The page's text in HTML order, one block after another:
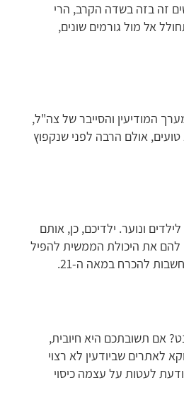
זה בזה בשדה הקרב, הרי
אל מול גורמים שונים,
המודיעין והסייבר של צה"ל,
אולם הרבה לפני שנקפוץ
ונוער. ילדיכם, כן, אותם
להם את היכולת הממשית להפיל
להכרח במאה ה-21.
אם תשובתכם היא חיובית,
לאתרים שביודעין לא רצוי
לעטות על עצמה כיסוי